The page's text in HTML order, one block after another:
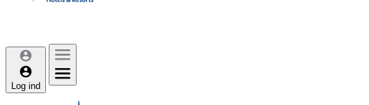
Log ind